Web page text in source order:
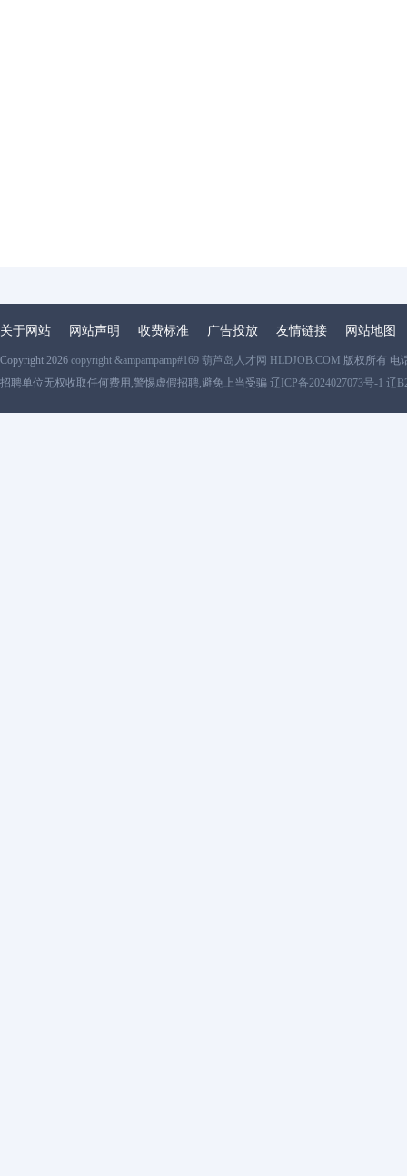
关于网站 网站声明 收费标准 广告投放 友情链接 网站地图
Copyright 2026 copyright &ampampamp#169 葫芦岛人才网 HLDJOB.COM 版权所有 电
招聘单位无权收取任何费用,警惕虚假招聘,避免上当受骗 辽ICP备2024027073号-1 辽